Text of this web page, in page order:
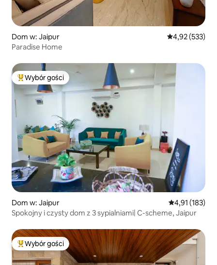
Dom w: Jaipur Średnia
4,92 (533)
Paradise Home
Najpopularniejsze z kategorii Wybór gości
Wybór gości
Dom w: Jaipur Średnia
4,91 (183)
Spokojny i czysty dom z 3 sypialniami| C-scheme, Jaipur
Najpopularniejsze z kategorii Wybór gości
Wybór gości